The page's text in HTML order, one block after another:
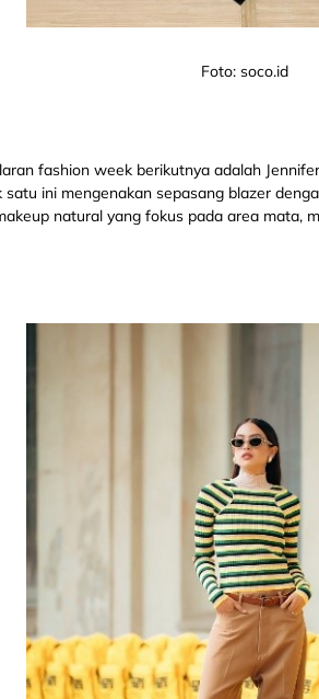
Foto: soco.id
fashion week berikutnya adalah
ini mengenakan sepasang blazer
natural yang fokus pada area mata,